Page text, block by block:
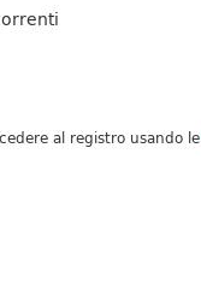
al registro usando le